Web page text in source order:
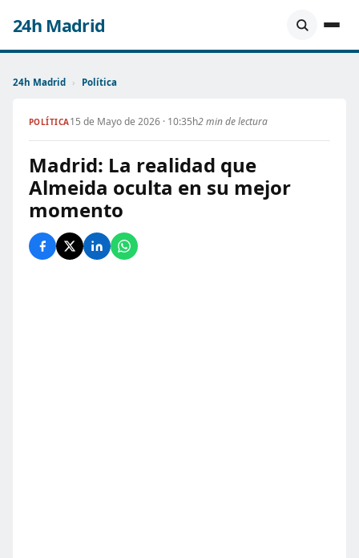
24h Madrid
24h Madrid › Política
POLÍTICA15 de Mayo de 2026 · 10:35h2 min de lectura
Madrid: La realidad que
Almeida oculta en su mejor
momento